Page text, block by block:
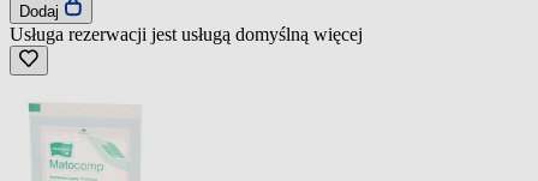
Dodaj
Usługa rezerwacji jest usługą domyślną więcej